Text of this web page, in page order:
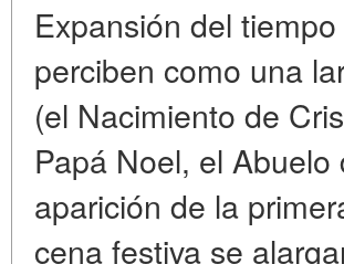
Expansión del
perciben como una
(el Nacimiento de
Papá Noel, el
aparición de la
cena festiva se